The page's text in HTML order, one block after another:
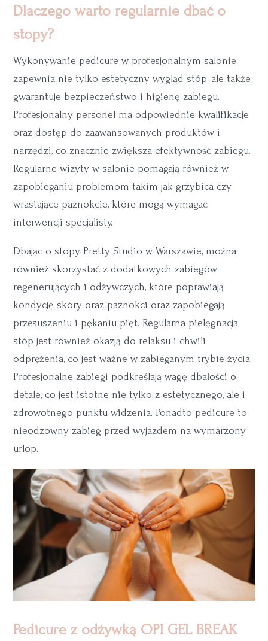
Dlaczego warto regularnie dbać o
stopy?
Wykonywanie pedicure w profesjonalnym salonie
zapewnia nie tylko estetyczny wygląd stóp, ale także
gwarantuje bezpieczeństwo i higienę zabiegu.
Profesjonalny personel ma odpowiednie kwalifikacje
oraz dostęp do zaawansowanych produktów i
narzędzi, co znacznie zwiększa efektywność zabiegu.
Regularne wizyty w salonie pomagają również w
zapobieganiu problemom takim jak grzybica czy
wrastające paznokcie, które mogą wymagać
interwencji specjalisty.
Dbając o stopy Pretty Studio w Warszawie, można
również skorzystać z dodatkowych zabiegów
regenerujących i odżywczych, które poprawiają
kondycję skóry oraz paznokci oraz zapobiegają
przesuszeniu i pękaniu pięt. Regularna pielęgnacja
stóp jest również okazją do relaksu i chwili
odprężenia, co jest ważne w zabieganym trybie życia.
Profesjonalne zabiegi podkreślają wagę dbałości o
detale, co jest istotne nie tylko z estetycznego, ale i
zdrowotnego punktu widzenia. Ponadto pedicure to
nieodzowny zabieg przed wyjazdem na wymarzony
urlop.
Pedicure z odżywką OPI GEL BREAK